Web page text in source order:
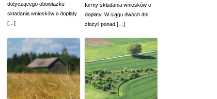
dotyczącego obowiązku
składania wniosków o dopłaty
[…]
formy składania wniosków o
dopłaty. W ciągu dwóch dni
złożyli ponad […]